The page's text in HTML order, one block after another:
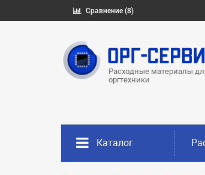
Сравнение (8)
Расходные материалы
оргтехники
Каталог